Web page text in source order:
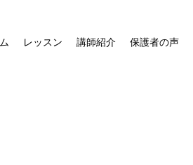
レッスン 講師紹介 保護者の声